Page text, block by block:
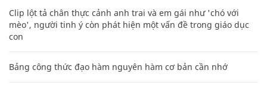
Clip lột tả chân thực cảnh anh trai và em gái như 'chó với
mèo', người tinh ý còn phát hiện một vấn đề trong giáo dục
con
Bảng công thức đạo hàm nguyên hàm cơ bản cần nhớ